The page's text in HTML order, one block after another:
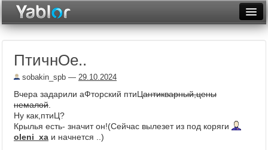
Архив
ПтичнОе..
sobakin_spb — 29.10.2024
Вчера задарили аФторский птиЦантикварный,цены
немалой
Ну как,птиЦ?
Крылья есть- значит он!(Сейчас вылезет из под коряги
oleni_xa и начнется ..)